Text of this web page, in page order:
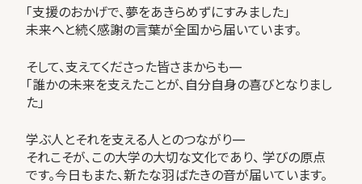
「支援のおかげで、夢をあきらめずにすみました」
未来へと続く感謝の言葉が全国から届いています。
そして、支えてくださった皆さまからも—
「誰かの未来を支えたことが、自分自身の喜びとなりまし
た」
学ぶ人とそれを支える人とのつながり—
それこそが、この大学の大切な文化であり、 学びの原点
です。今日もまた、新たな羽ばたきの音が届いています。